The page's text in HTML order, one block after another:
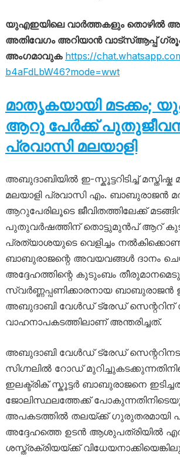
യുഎഇയിലെ വാർത്തകളും തൊഴിൽ
അതിവേഗം അറിയാൻ വാട്സ്ആപ്പ്
അംഗമാവുക https://
b4aFdLbW46?mode=wwt
മാതൃകയായി മടക്കം;
ആറു പേർക്ക്
പ്രവാസി മലയാളി
അബുദാബിയിൽ ഇ-സ്കൂട്ടറിടിച്ച് മസ്തിഷ്ക
മലയാളി പ്രവാസി എം. ബാബുരാജൻ
ആറുപേരിലൂടെ ജീവിതത്തിലേക്ക്
പുതുവർഷത്തിന് തൊട്ടുമുൻപ് ആറ്
പ്രത്യാശയുടെ വെളിച്ചം
ബാബുരാജന്റെ അവയവങ്ങൾ ദാനം
അദ്ദേഹത്തിന്റെ കുടുംബം
സ്വർണ്ണപ്പണിക്കാരനായ ബാബുരാജൻ
അബുദാബി വേൾഡ് ട്രേഡ് സെന്ററിന്
വാഹനാപകടത്തിലാണ് അന്തരിച്ചത്.
അബുദാബി വേൾഡ് ട്രേഡ്
സിഗ്നലിൽ റോഡ്
ഇലക്ട്രിക് സ്കൂട്ടർ ബാബുരാജനെ
ജോലിസ്ഥലത്തേക്ക്
അപകടത്തിൽ തലയ്ക്ക് ഗുരുതരമായി
അദ്ദേഹത്തെ ഉടൻ ആശുപത്രിയിൽ
ശസ്ത്രക്രിയയ്ക്ക്